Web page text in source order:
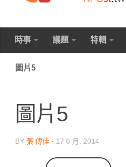
時事 議題 特輯
圖片5
圖片5
BY 張 傳佳 · 17 6 月, 2014